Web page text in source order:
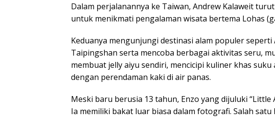
Dalam perjalanannya ke Taiwan, Andrew Kalaweit
untuk menikmati pengalaman wisata bertema Lohas
Keduanya mengunjungi destinasi alam populer seperti
Taipingshan serta mencoba berbagai aktivitas seru,
membuat jelly aiyu sendiri, mencicipi kuliner khas
dengan perendaman kaki di air panas.
Meski baru berusia 13 tahun, Enzo yang dijuluki
Ia memiliki bakat luar biasa dalam fotografi. Salah